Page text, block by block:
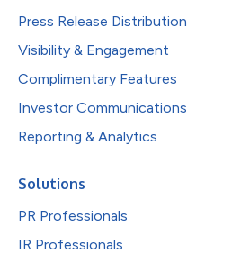
Press Release Distribution
Visibility & Engagement
Complimentary Features
Investor Communications
Reporting & Analytics
Solutions
PR Professionals
IR Professionals